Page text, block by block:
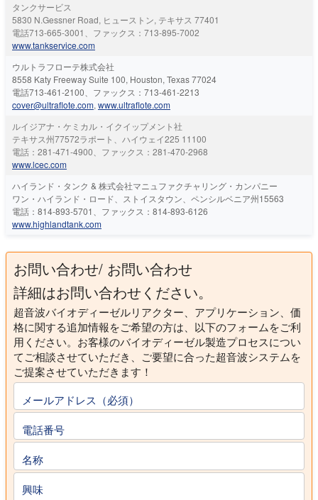
タンクサービス
5830 N.Gessner Road, ヒューストン, テキサス 77401
電話713-665-3001、ファックス：713-895-7002
www.tankservice.com
ウルトラフローテ株式会社
8558 Katy Freeway Suite 100, Houston, Texas 77024
電話713-461-2100、ファックス：713-461-2213
cover@ultraflote.com, www.ultraflote.com
ルイジアナ・ケミカル・イクイップメント社
テキサス州77572ラポート、ハイウェイ225 11100
電話：281-471-4900、ファックス：281-470-2968
www.lcec.com
ハイランド・タンク & 株式会社マニュファクチャリング・カンパニー
ワン・ハイランド・ロード、ストイスタウン、ペンシルベニア州15563
電話：814-893-5701、ファックス：814-893-6126
www.highlandtank.com
お問い合わせ/ お問い合わせ
詳細はお問い合わせください。
超音波バイオディーゼルリアクター、アプリケーション、価
格に関する追加情報をご希望の方は、以下のフォームをご利
用ください。お客様のバイオディーゼル製造プロセスについ
てご相談させていただき、ご要望に合った超音波システムを
ご提案させていただきます！
メールアドレス（必須）
電話番号
名称
興味